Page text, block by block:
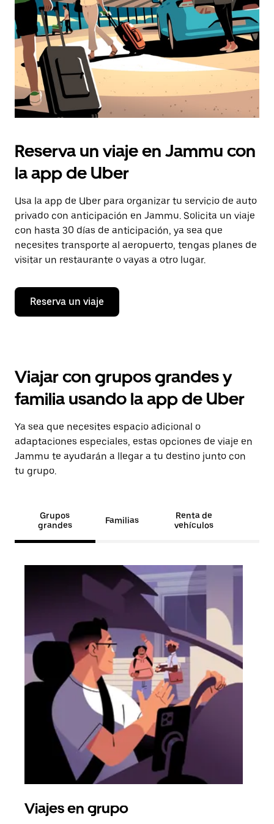
cerrar
el
calendario.
Reserva un viaje en Jammu con
la app de Uber
Usa la app de Uber para organizar tu servicio de auto
privado con anticipación en Jammu. Solicita un viaje
con hasta 30 días de anticipación, ya sea que
necesites transporte al aeropuerto, tengas planes de
visitar un restaurante o vayas a otro lugar.
Reserva un viaje
Viajar con grupos grandes y
familia usando la app de Uber
Ya sea que necesites espacio adicional o
adaptaciones especiales, estas opciones de viaje en
Jammu te ayudarán a llegar a tu destino junto con
tu grupo.
Grupos
grandes
Familias
Renta de
vehículos
Viajes en grupo